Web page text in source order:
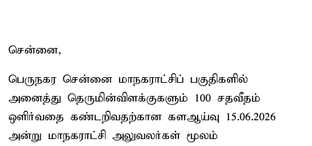
சென்னை,
பெருநகர சென்னை மாநகராட்சிப் பகுதிகளில்
அனைத்து தெருமின்விளக்குகளும் 100 சதவீதம்
ஒளிர்வதை கண்டறிவதற்கான களஆய்வு 15.06.2026
அன்று மாநகராட்சி அலுவலர்கள் மூலம்